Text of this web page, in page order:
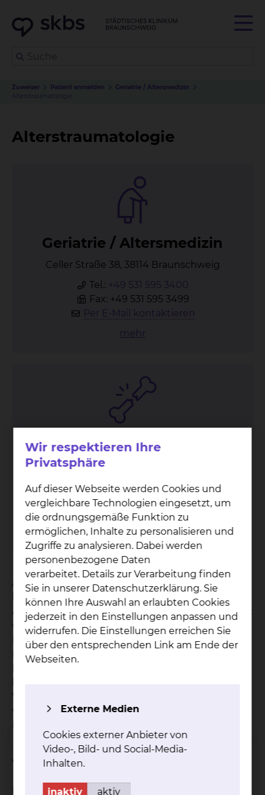
Zuweiser Patient anmelden
Geriatrie / Altersmedizin
Alterstraumatologie
Alterstraumatologie
Ger­ia­trie / Al­ters­me­di­zin
Celler Straße 38, 38114 Braunschweig
Tel.: +49 531 595 3400
Fax: +49 531 595 3499
Per E-Mail kontaktieren
mehr
Un­fall­chir­ur­gie
Fichtengrund 1, 38126 Braunschweig
Tel.:+49 531 595 1257
Fax: +49 531 595 1462
Per E-Mail kontaktieren
mehr
Aufgrund einer verminderten Knochenqualität
können durch Bagatell-Stürze mit zunehmendem
Alter bereits komplexe Knochenbrüche verursacht
werden. Zudem bestehen bei älteren
Patientinnen und Patienten häufig mehrere
Begleiterkrankungen und eine ausgedehnte
Verlust der Selbstständigkeit und Mobilität
verbunden sein und eine Vielzahl von
Welche Ziele hat die Behandlung?
Das Hauptziel bei der Behandlung älterer
Wir respektieren Ihre
Privatsphäre
Auf dieser Webseite werden Cookies und
vergleichbare Technologien eingesetzt, um
die ordnungsgemäße Funktion zu
ermöglichen, Inhalte zu personalisieren und
Zugriffe zu analysieren. Dabei werden
personenbezogene Daten
verarbeitet. Details zur Verarbeitung finden
Sie in unserer Datenschutzerklärung. Sie
können Ihre Auswahl an erlaubten Cookies
jederzeit in den Einstellungen anpassen und
widerrufen. Die Einstellungen erreichen Sie
über den entsprechenden Link am Ende der
Webseiten.
Externe Medien
Cookies externer Anbieter von
Video-, Bild- und Social-Media-
Inhalten.
inaktiv aktiv